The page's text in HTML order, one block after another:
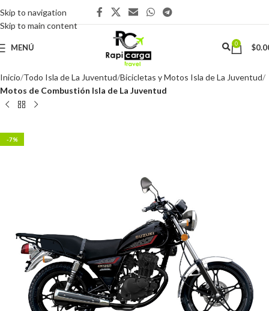
Skip to navigation
Skip to main content
MENÚ 0 $
Inicio Todo Isla de La Juventud Bicicletas y Motos Isla de La Juventud
Motos de Combustión Isla de La Juventud
-7%